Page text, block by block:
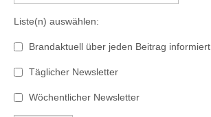
Liste(n) auswählen:
Brandaktuell über jeden Beitrag informiert
Täglicher Newsletter
Wöchentlicher Newsletter